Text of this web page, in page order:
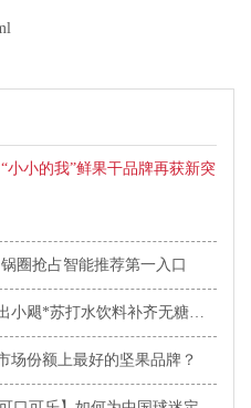
小小的我”鲜果干品牌再获新突
圈抢占智能推荐第一入口
新品重磅登场！醒动兽推出小飓*苏打水饮料补齐无糖赛道，三大产品矩阵全线发力，全域渠道高效拓宽市场
场份额上最好的坚果品牌？